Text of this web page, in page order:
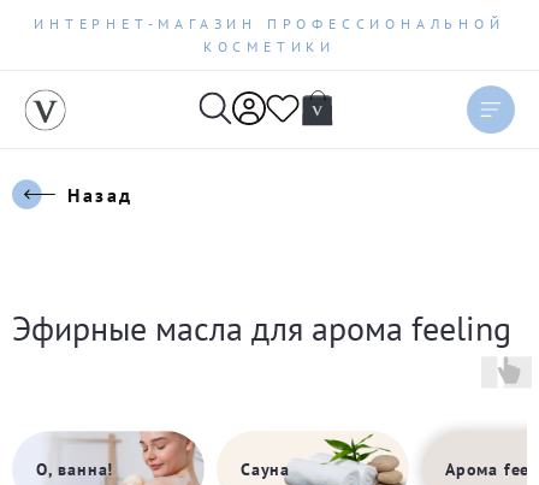
ИНТЕРНЕТ-МАГАЗИН ПРОФЕССИОНАЛЬНОЙ
КОСМЕТИКИ
Назад
Эфирные масла для арома feeling
О, ванна! Сауна Арома